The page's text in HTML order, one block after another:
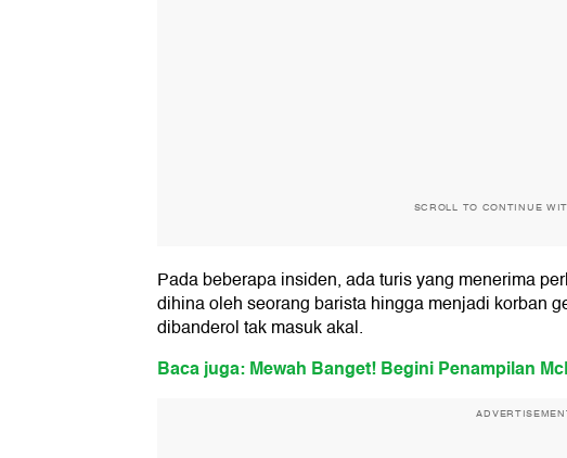
SCROLL TO CONTINUE
Pada beberapa insiden, ada turis yang menerima
dihina oleh seorang barista hingga menjadi korban
dibanderol tak masuk akal.
Baca juga: Mewah Banget! Begini Penampilan